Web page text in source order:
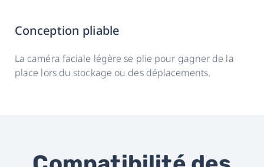
Conception pliable
La caméra faciale légère se plie pour gagner de la
place lors du stockage ou des déplacements.